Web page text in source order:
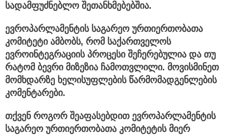
სადამფუძნებლო შეთანხმებებშია.
ევროპარლამენტის საგარეო ურთიერთობათა
კომიტეტი ამბობს, რომ საქართველოს
ევროინტეგრაციის პროცესი შეჩერებულია და თუ
რატომ ბევრი მიზეზია ჩამოთვლილი. მოვისმინეთ
მომხდარზე ხელისუფლების წარმომადგენლების
კომენტარები.
თქვენ როგორ შეაფასებდით ევროპარლამენტის
საგარეო ურთიერთობათა კომიტეტის მიერ